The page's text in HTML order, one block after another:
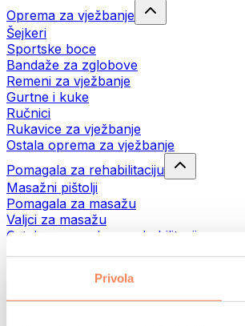
Privola
Oprema za vježbanje
Šejkeri
Sportske boce
Bandaže za zglobove
Remeni za vježbanje
Gurtne i kuke
Ručnici
Rukavice za vježbanje
Ostala oprema za vježbanje
Pomagala za rehabilitaciju
Masažni pištolji
Pomagala za masažu
Valjci za masažu
Ostala pomagala za rehabilitaciju
Torbe i ruksaci
Torbe za hranu i dodaci